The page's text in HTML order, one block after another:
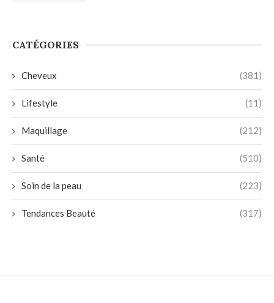
CATÉGORIES
Cheveux (381)
Lifestyle (11)
Maquillage (212)
Santé (510)
Soin de la peau (223)
Tendances Beauté (317)